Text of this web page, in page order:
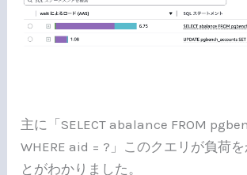
主に「SELECT abalance FROM
WHERE aid = ?」このクエリが負荷
とがわかりました。